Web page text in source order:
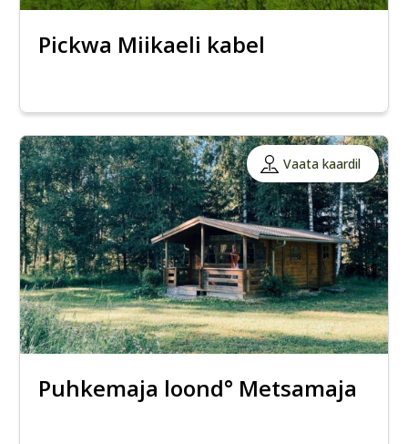
Pickwa Miikaeli kabel
Vaata kaardil
Puhkemaja loond° Metsamaja